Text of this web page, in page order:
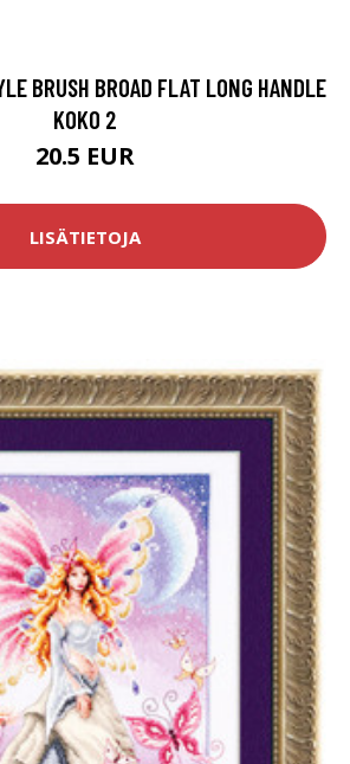
BRUSH BROAD FLAT LONG HANDLE
KOKO 2
20.5 EUR
LISÄTIETOJA